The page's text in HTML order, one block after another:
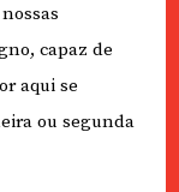
capaz de
aqui se
ou segunda